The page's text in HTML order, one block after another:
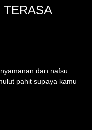
dan nafsu
pahit supaya kamu